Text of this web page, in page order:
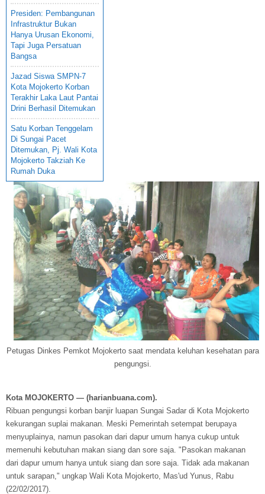
Presiden: Pembangunan
Infrastruktur Bukan
Hanya Urusan Ekonomi,
Tapi Juga Persatuan
Bangsa
Jazad Siswa SMPN-7
Kota Mojokerto Korban
Terakhir Laka Laut Pantai
Drini Berhasil Ditemukan
Satu Korban Tenggelam
Di Sungai Pacet
Ditemukan, Pj. Wali Kota
Mojokerto Takziah Ke
Rumah Duka
Petugas Dinkes Pemkot Mojokerto saat mendata keluhan kesehatan para
pengungsi.
Kota MOJOKERTO — (harianbuana.com).
Ribuan pengungsi korban banjir luapan Sungai Sadar di Kota Mojokerto
kekurangan suplai makanan. Meski Pemerintah setempat berupaya
menyuplainya, namun pasokan dari dapur umum hanya cukup untuk
memenuhi kebutuhan makan siang dan sore saja. "Pasokan makanan
dari dapur umum hanya untuk siang dan sore saja. Tidak ada makanan
untuk sarapan," ungkap Wali Kota Mojokerto, Mas'ud Yunus, Rabu
(22/02/2017).